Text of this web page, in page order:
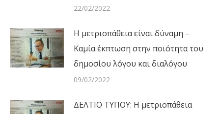
22/02/2022
Η μετριοπάθεια είναι δύναμη –
Καμία έκπτωση στην ποιότητα του
δημοσίου λόγου και διαλόγου
09/02/2022
ΔΕΛΤΙΟ ΤΥΠΟΥ: Η μετριοπάθεια